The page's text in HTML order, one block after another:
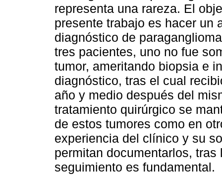
representa una rareza. El
presente trabajo es hacer un
diagnóstico de
tres pacientes, uno no fue
tumor, ameritando biopsia e
diagnóstico, tras el cual
año y medio después del
tratamiento quirúrgico se
de estos tumores como en
experiencia del clínico y su
permitan documentarlos,
seguimiento es fundamental.